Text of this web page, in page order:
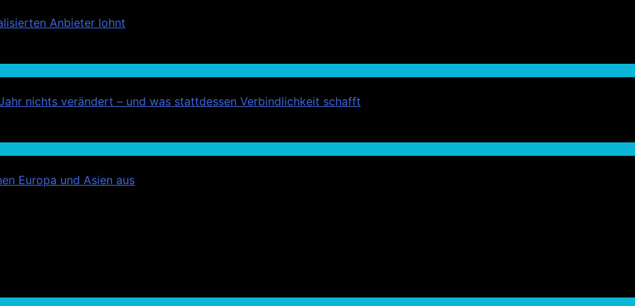
Anbieter lohnt
nichts verändert – und was stattdessen Verbindlichkeit schafft
Europa und Asien aus